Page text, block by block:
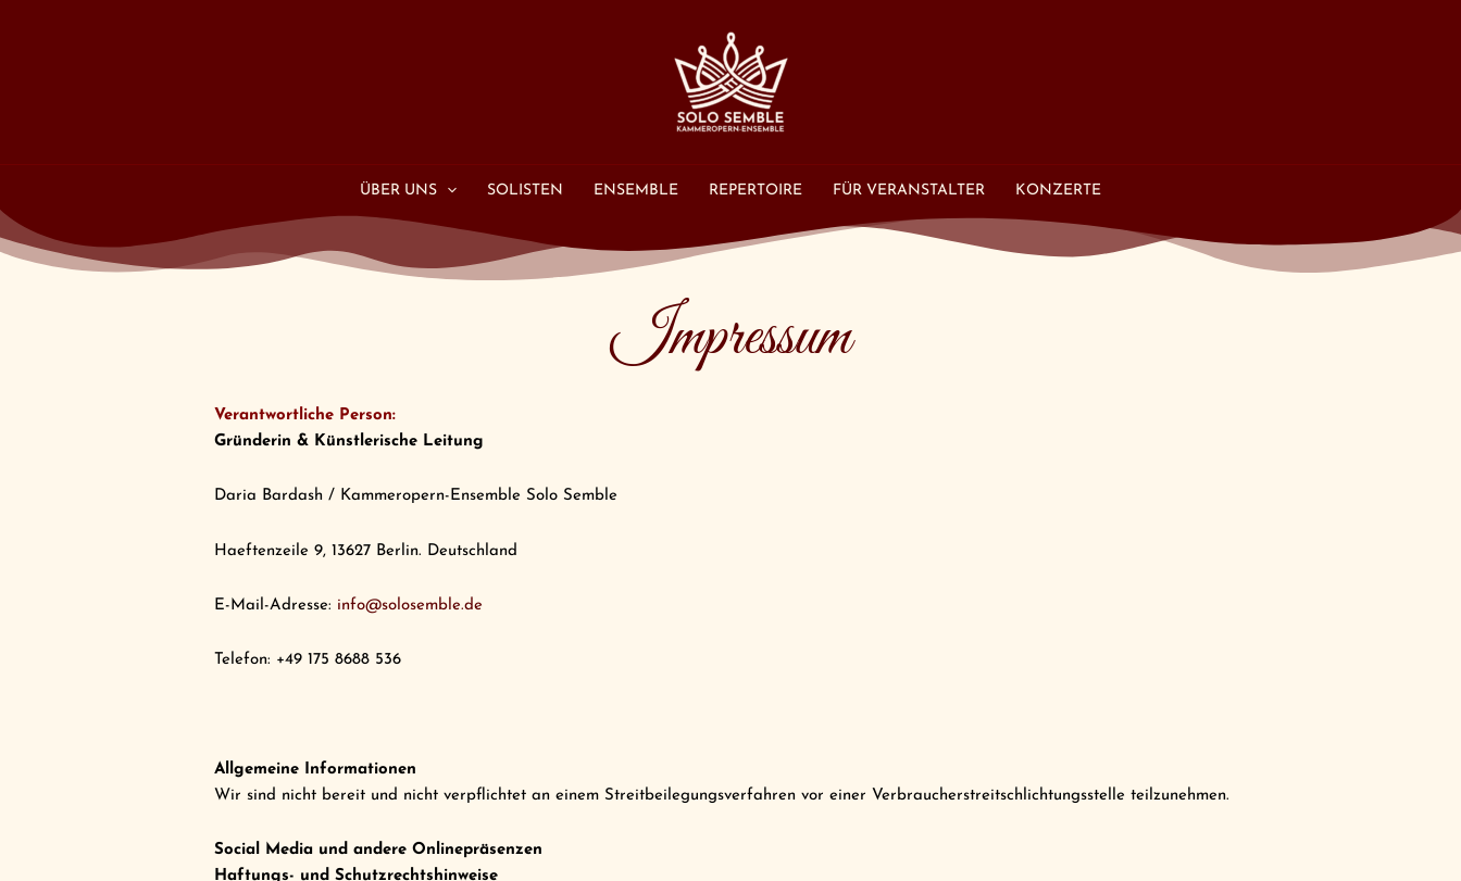
ÜBER UNS SOLISTEN ENSEMBLE REPERTOIRE FÜR VERANSTALTER KONZERTE
Impressum
Verantwortliche Person:
Gründerin & Künstlerische Leitung
Daria Bardash / Kammeropern-Ensemble Solo Semble
Haeftenzeile 9, 13627 Berlin. Deutschland
E-Mail-Adresse: info@solosemble.de
Telefon: +49 175 8688 536
Allgemeine Informationen
Wir sind nicht bereit und nicht verpflichtet an einem Streitbeilegungsverfahren vor einer Verbraucherstreitschlichtungsstelle teilzunehmen.
Social Media und andere Onlinepräsenzen
Haftungs- und Schutzrechtshinweise